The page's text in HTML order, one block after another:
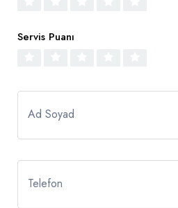
Servis Puanı
Ad Soyad
Telefon